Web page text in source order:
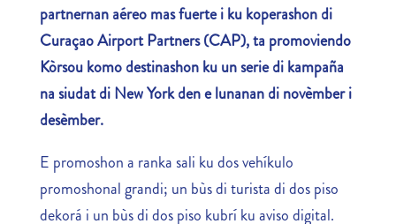
partnernan aéreo mas fuerte i ku koperashon di
Curaçao Airport Partners (CAP), ta promoviendo
Kòrsou komo destinashon ku un serie di kampaña
na siudat di New York den e lunanan di novèmber i
desèmber.
E promoshon a ranka sali ku dos vehíkulo
promoshonal grandi; un bùs di turista di dos piso
dekorá i un bùs di dos piso kubrí ku aviso digital.